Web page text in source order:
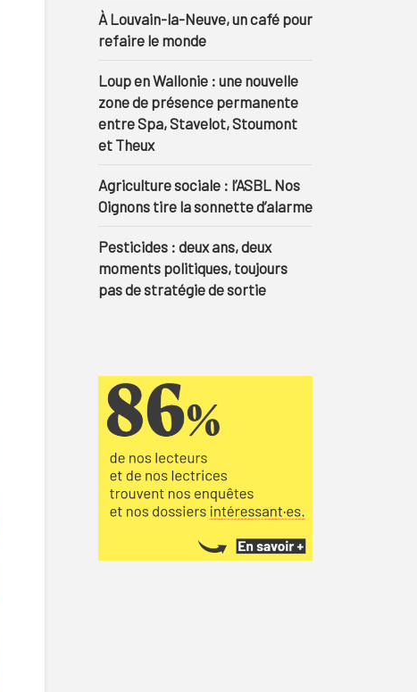
À Louvain-la-Neuve, un café pour
refaire le monde
Loup en Wallonie : une nouvelle
zone de présence permanente
entre Spa, Stavelot, Stoumont
et Theux
Agriculture sociale : l’ASBL Nos
Oignons tire la sonnette d’alarme
Pesticides : deux ans, deux
moments politiques, toujours
pas de stratégie de sortie